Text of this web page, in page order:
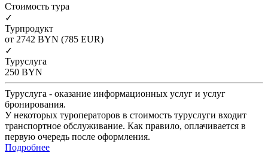
Cтоимость тура
✓
Турпродукт
от 2742 BYN (785 EUR)
✓
Туруслуга
250 BYN
Туруслуга - оказание информационных услуг и услуг
бронирования.
У некоторых туроператоров в стоимость туруслуги входит
транспортное обслуживание. Как правило, оплачивается в
первую очередь после оформления.
Подробнее